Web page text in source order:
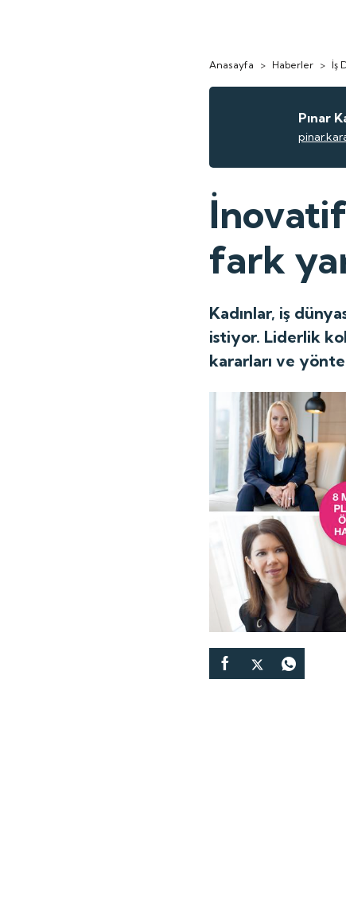
Anasayfa > Haberler > İş
Pınar
fark
Kadınlar, iş
istiyor. Liderlik
kararları ve